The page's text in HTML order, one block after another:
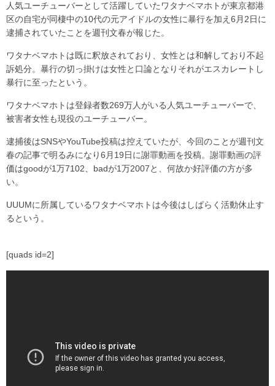
人気ユーチューバーとして活躍していたワタナベマホトが東京都港
区の自宅が同棲中の10代の元アイドルの女性に暴行を加え6月2日に
逮捕されていたことを週刊文春が報じた。
ワタナベマホトは既に釈放されており、女性とは和解しており不起
訴処分。暴行の切っ掛けは女性と口論となりそれがエスカレートし
暴行に至ったという。
ワタナベマホトは登録者数269万人がいる人気ユーチューバーで、
被害者女性も現役のユーチューバー。
逮捕後はSNSやYouTube投稿は控えていたが、今回のことが週刊文
春の記事で明るみになり6月19日に謝罪動画を投稿。謝罪動画の評
価はgoodが1万7102、badが1万2007と、何故か好評価の方が多
い。
UUUMに所属しているワタナベマホトは今後はしばらく活動休止す
るという。
[quads id=2]